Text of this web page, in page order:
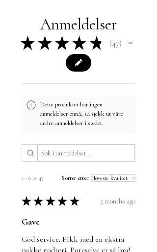
Anmeldelser
★ ★ ★ ★ ★ 47
47
Dette produktet har ingen
anmeldelser ennå, så sjekk ut våre
andre anmeldelser i stedet.
1 - 6 av 47 Sorter etter:
★ ★ ★ ★ ★ 5 months ago
Gave
God service. Fikk med en ekstra